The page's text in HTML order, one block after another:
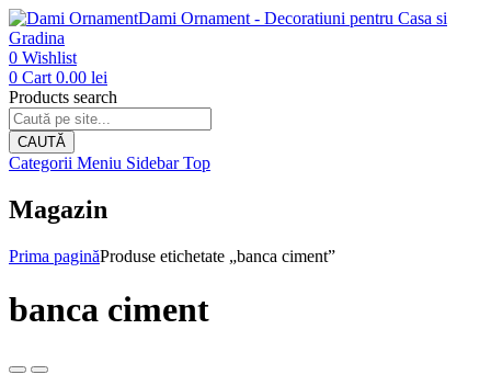
Dami Ornament - Decoratiuni pentru Casa si
Gradina
0 Wishlist
0 Cart 0.00 lei
Products search
CAUTĂ
Categorii Meniu Sidebar Top
Magazin
Prima paginăProduse etichetate „banca ciment”
banca ciment